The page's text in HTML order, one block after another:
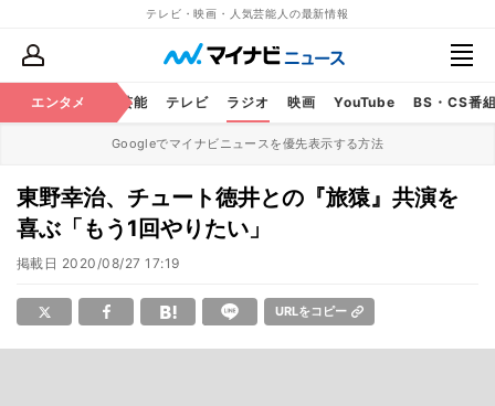
テレビ・映画・人気芸能人の最新情報
エンタメ 芸能 テレビ ラジオ 映画 YouTube BS・CS番
Googleでマイナビニュースを優先表示する方法
東野幸治、チュート徳井との『旅猿』共演を
喜ぶ「もう1回やりたい」
掲載日 2020/08/27 17:19
URLをコピー